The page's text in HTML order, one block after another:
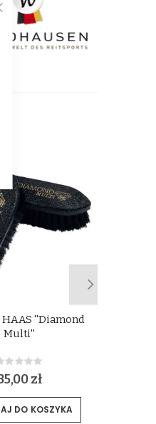
''Diamond
Multi''
Rating:
zł
DO KOSZYKA